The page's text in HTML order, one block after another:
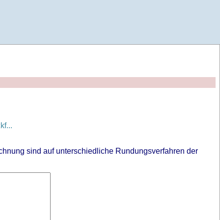
sind auf unterschiedliche Rundungsverfahren der